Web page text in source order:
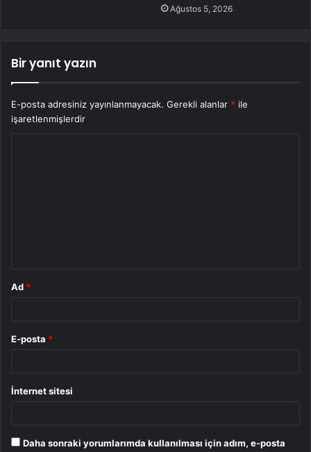
Ağustos 5, 2026
Bir yanıt yazın
E-posta adresiniz yayınlanmayacak. Gerekli alanlar * ile
işaretlenmişlerdir
Ad *
E-posta *
İnternet sitesi
Daha sonraki yorumlarımda kullanılması için adım, e-posta